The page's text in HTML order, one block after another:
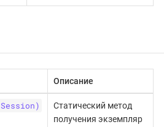
Описание
Статический метод
получения экземпляр